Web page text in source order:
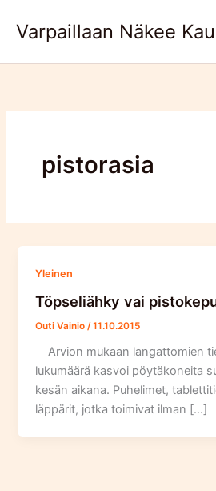
Varpaillaan Näkee
pistorasia
Yleinen
Töpseliähky vai
Outi Vainio /11.10.2015
Arvion mukaan langattomien
lukumäärä kasvoi pöytäkoneita
kesän aikana. Puhelimet,
läppärit, jotka toimivat ilman […]